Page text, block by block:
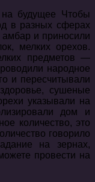
будущее Чтобы
в разных сферах
и приносили
мелких орехов.
предметов —
народное
и пересчитывали
сушеные
указывали на
дом и
количество, это
говорило
на зернах,
провести на